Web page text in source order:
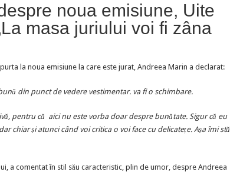
noua emisiune, Uite
masa juriului voi fi zâna
la noua emisiune la care este jurat, Andreea Marin a declarat:
din punct de vedere vestimentar. va fi o schimbare.
pentru că aici nu este vorba doar despre bunătate. Sigur că eu
chiar și atunci când voi critica o voi face cu delicatețe. Așa îmi stă
a comentat în stil său caracteristic, plin de umor, despre Andreea